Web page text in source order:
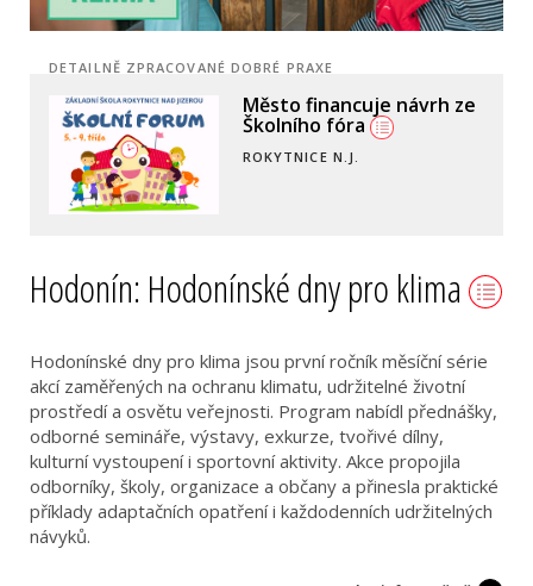
DETAILNĚ ZPRACOVANÉ DOBRÉ PRAXE
Město financuje návrh ze
Školního fóra
ROKYTNICE N.J.
Hodonín: Hodonínské dny pro klima
Hodonínské dny pro klima jsou první ročník měsíční série
akcí zaměřených na ochranu klimatu, udržitelné životní
prostředí a osvětu veřejnosti. Program nabídl přednášky,
odborné semináře, výstavy, exkurze, tvořivé dílny,
kulturní vystoupení i sportovní aktivity. Akce propojila
odborníky, školy, organizace a občany a přinesla praktické
příklady adaptačních opatření i každodenních udržitelných
návyků.